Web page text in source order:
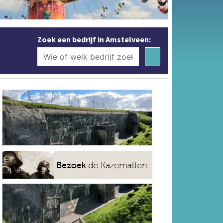
Zoek een bedrijf in Amstelveen: